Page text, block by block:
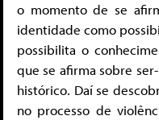
o momento de se
identidade como
possibilita o
que se afirma sobre
histórico. Daí se
no processo de